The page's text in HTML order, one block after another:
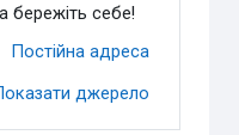
бережіть себе!
Постійна адреса
джерело